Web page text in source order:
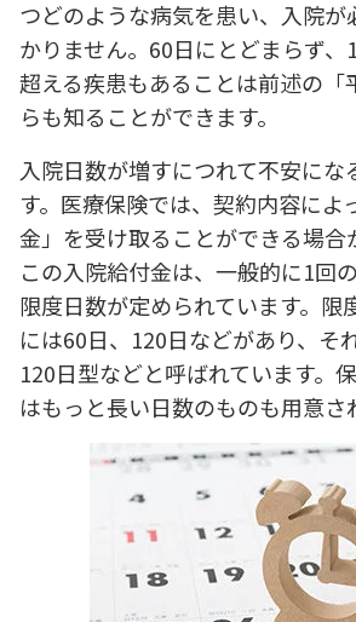
つどのような病気を患い、入院が
かりません。60日にとどまらず、
超える疾患もあることは前述の「
らも知ることができます。
入院日数が増すにつれて不安にな
す。医療保険では、契約内容によ
金」を受け取ることができる場合
この入院給付金は、一般的に1回
限度日数が定められています。限
には60日、120日などがあり、そ
120日型などと呼ばれています。
はもっと長い日数のものも用意さ